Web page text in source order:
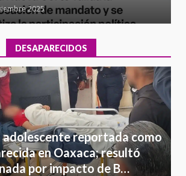
2025
DESAPARECIDOS
adolescente reportada como
en Oaxaca; resultó
por impacto de B…